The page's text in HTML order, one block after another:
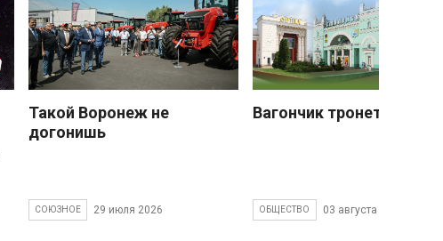
Такой Воронеж не
догонишь
СОЮЗНОЕ 29 июля 2026
Вагончик тронется
ОБЩЕСТВО 03 августа 2026